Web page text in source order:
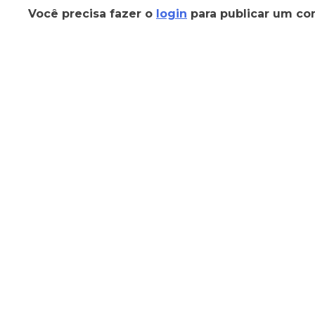
Você precisa fazer o login para publicar um